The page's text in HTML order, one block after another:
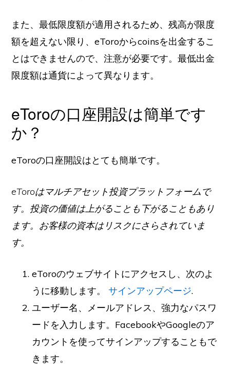
また、最低限度額が適用されるため、残高が限度
額を超えない限り、eToroからcoinsを出金するこ
とはできませんので、注意が必要です。最低出金
限度額は通貨によって異なります。
eToroの口座開設は簡単です
か？
eToroの口座開設はとても簡単です。
eToroはマルチアセット投資プラットフォームで
す。投資の価値は上がることも下がることもあり
ます。お客様の資本はリスクにさらされていま
す。
eToroのウェブサイトにアクセスし、次のよ
うに移動します。サインアップページ.
ユーザー名、メールアドレス、強力なパスワ
ードを入力します。FacebookやGoogleのア
カウントを使ってサインアップすることもで
きます。